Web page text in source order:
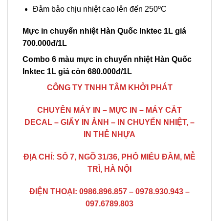
Đảm bảo chịu nhiệt cao lên đến 250ºC
Mực in chuyển nhiệt Hàn Quốc Inktec 1L giá
700.000đ/1L
Combo 6 màu mực in chuyển nhiệt Hàn Quốc
Inktec 1L giá còn 680.000đ/1L
CÔNG TY TNHH TÂM KHỞI PHÁT
CHUYÊN MÁY IN – MỰC IN – MÁY CẮT
DECAL – GIẤY IN ẢNH – IN CHUYỂN NHIỆT, –
IN THẺ NHỰA
ĐỊA CHỈ: SỐ 7, NGÕ 31/36, PHỐ MIẾU ĐẦM, MỄ
TRÌ, HÀ NỘI
ĐIỆN THOẠI: 0986.896.857 – 0978.930.943 –
097.6789.803